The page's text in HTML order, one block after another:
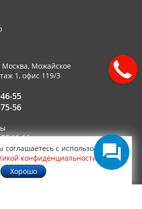
Москва, Можайское
1, офис 119/3
55
56
11-16
соглашаетесь с использованием
конфиденциальности
Хорошо